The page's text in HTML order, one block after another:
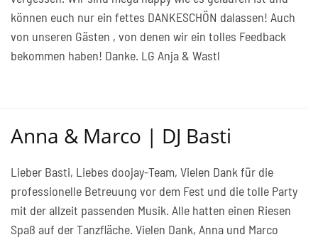
können euch nur ein fettes DANKESCHÖN dalassen! Auch
von unseren Gästen , von denen wir ein tolles Feedback
bekommen haben! Danke. LG Anja & Wastl
Anna & Marco | DJ Basti
Lieber Basti, Liebes doojay-Team, Vielen Dank für die
professionelle Betreuung vor dem Fest und die tolle Party
mit der allzeit passenden Musik. Alle hatten einen Riesen
Spaß auf der Tanzfläche. Vielen Dank, Anna und Marco